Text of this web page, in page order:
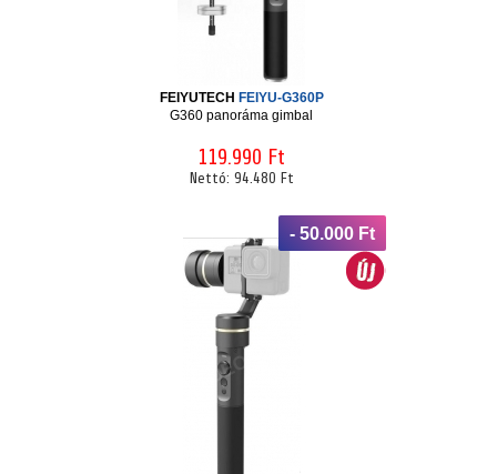
FEIYUTECH FEIYU-G360P
G360 panoráma gimbal
119.990 Ft
Nettó: 94.480 Ft
- 50.000 Ft